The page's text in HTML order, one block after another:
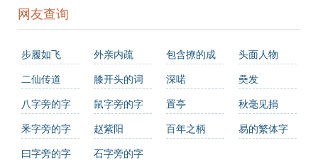
在**传统文化中，地位和尊严是非常重要的概念。然而，随
着社会的进步和观念的更新，人们更加强调个人的内在价值
代社会中较少被提及。
情感与联想：
“孤贱”这个词汇带有较强的负面情感色彩，可能会让人联想
到孤独、无助和被边缘化的感觉。在现代社会，这样的词汇
可能会引起人们的同情或是对社会不公的反思。
网友查询
步履如飞 外亲内疏
包含撩的成
语
头面人物
二仙传道
膝开头的词
语有哪些
深喏
奰发
八字旁的字
鼠字旁的字 置亭
秋毫见捐
釆字旁的字
赵紫阳 百年之柄
易的繁体字
曰字旁的字 石字旁的字